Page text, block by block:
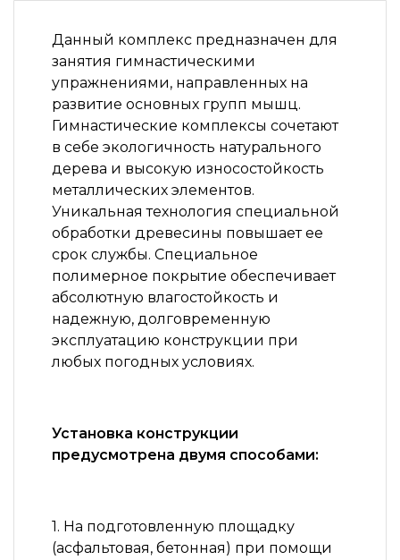
Данный комплекс предназначен для
занятия гимнастическими
упражнениями, направленных на
развитие основных групп мышц.
Гимнастические комплексы сочетают
в себе экологичность натурального
дерева и высокую износостойкость
металлических элементов.
Уникальная технология специальной
обработки древесины повышает ее
срок службы. Специальное
полимерное покрытие обеспечивает
абсолютную влагостойкость и
надежную, долговременную
эксплуатацию конструкции при
любых погодных условиях.
Установка конструкции
предусмотрена двумя способами:
1. На подготовленную площадку
(асфальтовая, бетонная) при помощи